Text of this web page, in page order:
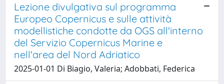
Lezione divulgativa sul programma
Europeo Copernicus e sulle attività
modellistiche condotte da OGS all'interno
del Servizio Copernicus Marine e
nell'area del Nord Adriatico
2025-01-01 Di Biagio, Valeria; Adobbati, Federica